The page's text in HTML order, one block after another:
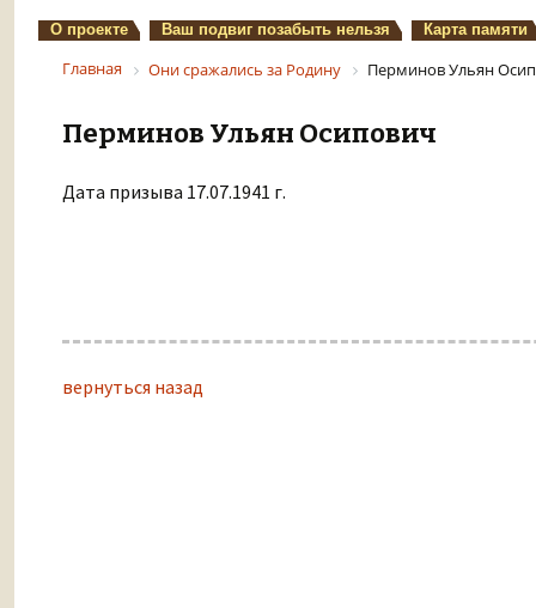
О проекте Ваш подвиг позабыть нельзя Карта памяти
Главная Они сражались за Родину Перминов Ульян
Перминов Ульян Осипович
Дата призыва 17.07.1941 г.
вернуться назад